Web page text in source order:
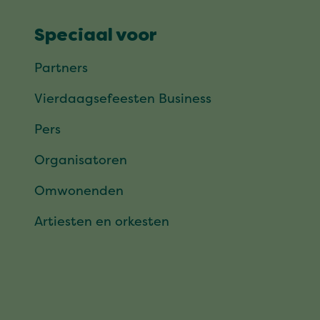
Speciaal voor
Partners
Vierdaagsefeesten Business
Pers
Organisatoren
Omwonenden
Artiesten en orkesten